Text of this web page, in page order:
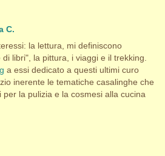
C.
la lettura, mi definiscono
libri", la pittura, i viaggi e il trekking.
a essi dedicato a questi ultimi curo
inerente le tematiche casalinghe che
la pulizia e la cosmesi alla cucina